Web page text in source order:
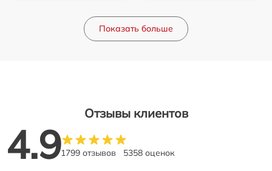
Показать больше
Отзывы клиентов
4.91799 отзывов 5358 оценок